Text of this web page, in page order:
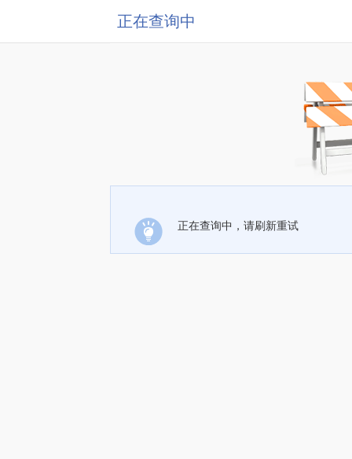
正在查询中
正在查询中，请刷新重试